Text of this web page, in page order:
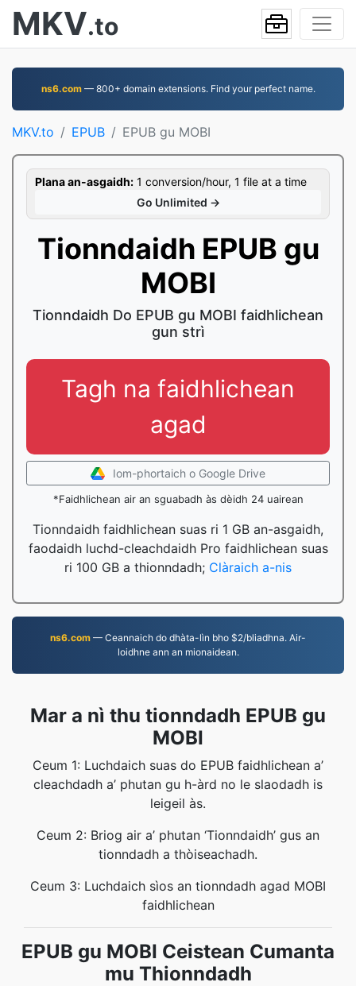
MKV.to
ns6.com— 800+ domain extensions. Find your perfect name.
MKV.to EPUB EPUB gu MOBI
Plana an-asgaidh: 1 conversion/hour, 1 file at a time
Go Unlimited →
Tionndaidh EPUB gu
MOBI
Tionndaidh Do EPUB gu MOBI faidhlichean
gun strì
Tagh na faidhlichean
agad
Iom-phortaich o Google Drive
*Faidhlichean air an sguabadh às dèidh 24 uairean
Tionndaidh faidhlichean suas ri 1 GB an-asgaidh,
faodaidh luchd-cleachdaidh Pro faidhlichean suas
ri 100 GB a thionndadh; Clàraich a-nis
ns6.com — Ceannaich do dhàta-lìn bho $2/bliadhna. Air-
loidhne ann an mionaidean.
Mar a nì thu tionndadh EPUB gu
MOBI
Ceum 1: Luchdaich suas do EPUB faidhlichean a’
cleachdadh a’ phutan gu h-àrd no le slaodadh is
leigeil às.
Ceum 2: Briog air a’ phutan ‘Tionndaidh’ gus an
tionndadh a thòiseachadh.
Ceum 3: Luchdaich sìos an tionndadh agad MOBI
faidhlichean
EPUB gu MOBI Ceistean Cumanta
mu Thionndadh